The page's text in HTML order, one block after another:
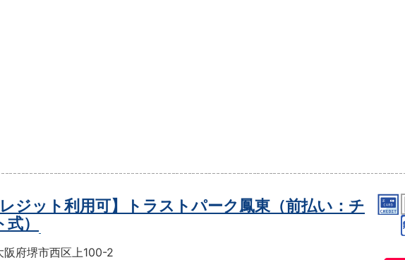
レジット利用可】トラストパーク鳳東（前払い：チ
）
阪府堺市西区上100-2